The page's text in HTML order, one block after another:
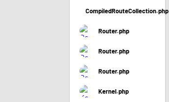
CompiledRouteCollection.php
Router.php
Router.php
Router.php
Kernel.php